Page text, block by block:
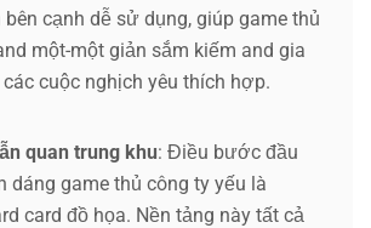
bên cạnh dễ sử dụng, giúp game thủ
một-một giản sắm kiếm and gia
cuộc nghịch yêu thích hợp.
quan trung khu: Điều bước đầu
dáng game thủ công ty yếu là
card đồ họa. Nền tảng này tất cả